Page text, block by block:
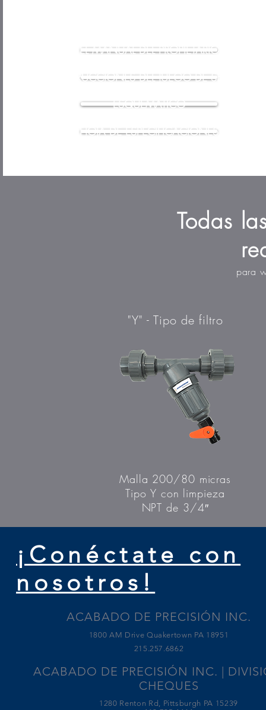
EL MANUAL DEL PROPIETARIO
INSTRUCCIONES DEL JUEGO DE SELLOS
ESQUEMÁTICO
HOJA DE ESPECIFICACIONES
Todas
Todas
para
"Y" - Tipo de filtro
Malla 200/80 micras
Tipo Y con limpieza
NPT de 3/4″
¡Conéctate con
nosotros!
ACABADO DE PRECISIÓN INC.
1800 AM Drive Quakertown PA 18951
215.257.6862
ACABADO DE PRECISIÓN INC. |
CHEQUES
1280 Renton Rd, Pittsburgh PA 15239